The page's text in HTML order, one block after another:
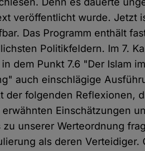
veröffentlicht wurde. Jetzt
Das Programm enthält
Politikfeldern. Im 7.
dem Punkt 7.6 "Der Islam
auch einschlägige
der folgenden Reflexionen,
Einschätzungen
unserer Werteordnung
als deren